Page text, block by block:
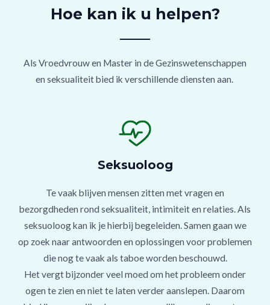
Hoe kan ik u helpen?
Als Vroedvrouw en Master in de Gezinswetenschappen
en seksualiteit bied ik verschillende diensten aan.
Seksuoloog
Te vaak blijven mensen zitten met vragen en
bezorgdheden rond seksualiteit, intimiteit en relaties. Als
seksuoloog kan ik je hierbij begeleiden. Samen gaan we
op zoek naar antwoorden en oplossingen voor problemen
die nog te vaak als taboe worden beschouwd.
Het vergt bijzonder veel moed om het probleem onder
ogen te zien en niet te laten verder aanslepen. Daarom